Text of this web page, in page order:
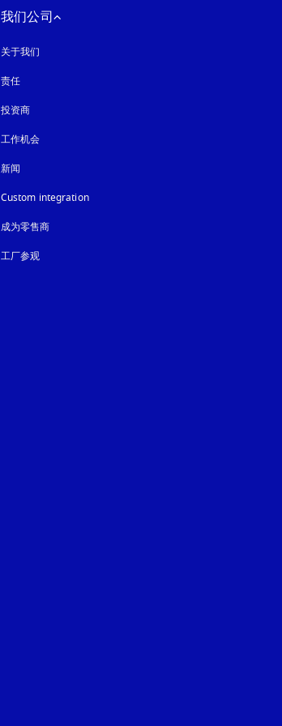
我们公司
关于我们
责任
投资商
工作机会
新闻
Custom integration
成为零售商
工厂参观